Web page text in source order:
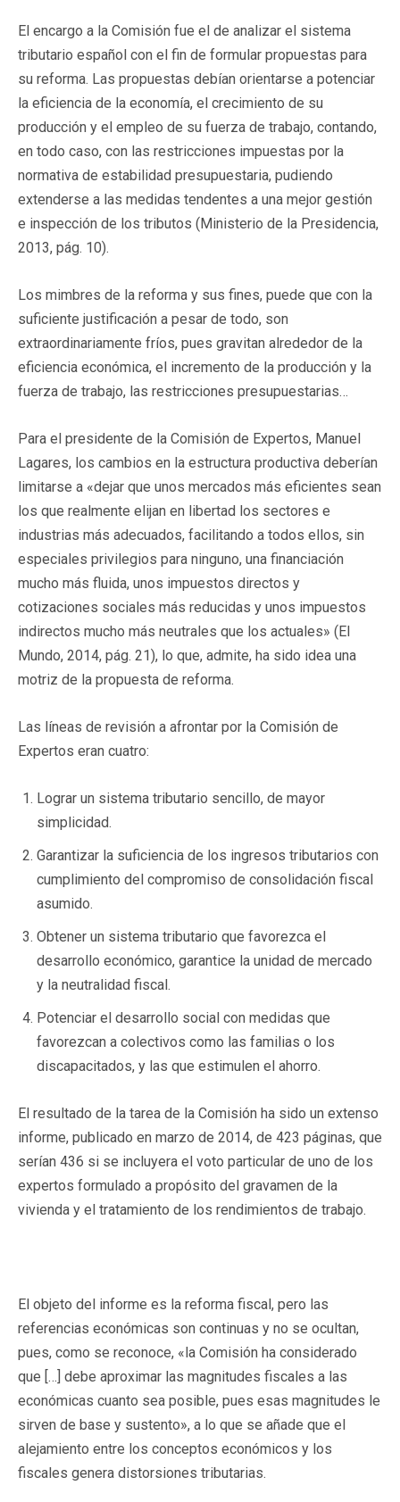
El encargo a la Comisión fue el de analizar el sistema
tributario español con el fin de formular propuestas para
su reforma. Las propuestas debían orientarse a potenciar
la eficiencia de la economía, el crecimiento de su
producción y el empleo de su fuerza de trabajo, contando,
en todo caso, con las restricciones impuestas por la
normativa de estabilidad presupuestaria, pudiendo
extenderse a las medidas tendentes a una mejor gestión
e inspección de los tributos (Ministerio de la Presidencia,
2013, pág. 10).
Los mimbres de la reforma y sus fines, puede que con la
suficiente justificación a pesar de todo, son
extraordinariamente fríos, pues gravitan alrededor de la
eficiencia económica, el incremento de la producción y la
fuerza de trabajo, las restricciones presupuestarias…
Para el presidente de la Comisión de Expertos, Manuel
Lagares, los cambios en la estructura productiva deberían
limitarse a «dejar que unos mercados más eficientes sean
los que realmente elijan en libertad los sectores e
industrias más adecuados, facilitando a todos ellos, sin
especiales privilegios para ninguno, una financiación
mucho más fluida, unos impuestos directos y
cotizaciones sociales más reducidas y unos impuestos
indirectos mucho más neutrales que los actuales» (El
Mundo, 2014, pág. 21), lo que, admite, ha sido idea una
motriz de la propuesta de reforma.
Las líneas de revisión a afrontar por la Comisión de
Expertos eran cuatro:
Lograr un sistema tributario sencillo, de mayor
simplicidad.
Garantizar la suficiencia de los ingresos tributarios con
cumplimiento del compromiso de consolidación fiscal
asumido.
Obtener un sistema tributario que favorezca el
desarrollo económico, garantice la unidad de mercado
y la neutralidad fiscal.
Potenciar el desarrollo social con medidas que
favorezcan a colectivos como las familias o los
discapacitados, y las que estimulen el ahorro.
El resultado de la tarea de la Comisión ha sido un extenso
informe, publicado en marzo de 2014, de 423 páginas, que
serían 436 si se incluyera el voto particular de uno de los
expertos formulado a propósito del gravamen de la
vivienda y el tratamiento de los rendimientos de trabajo.
El objeto del informe es la reforma fiscal, pero las
referencias económicas son continuas y no se ocultan,
pues, como se reconoce, «la Comisión ha considerado
que […] debe aproximar las magnitudes fiscales a las
económicas cuanto sea posible, pues esas magnitudes le
sirven de base y sustento», a lo que se añade que el
alejamiento entre los conceptos económicos y los
fiscales genera distorsiones tributarias.